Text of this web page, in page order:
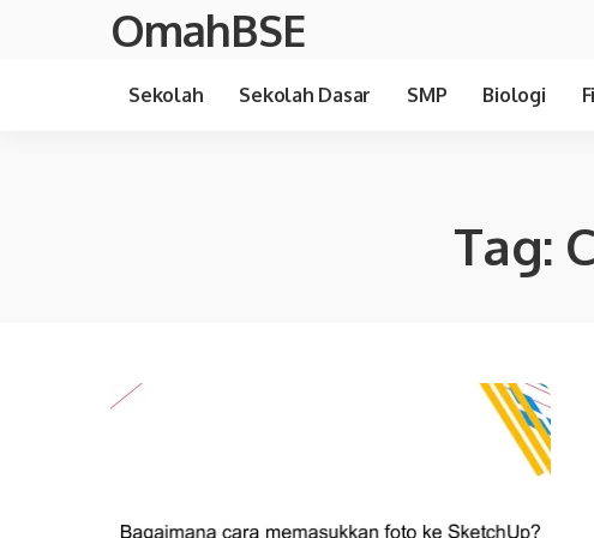
OmahBSE
Sekolah Sekolah Dasar SMP Biologi
Tag: